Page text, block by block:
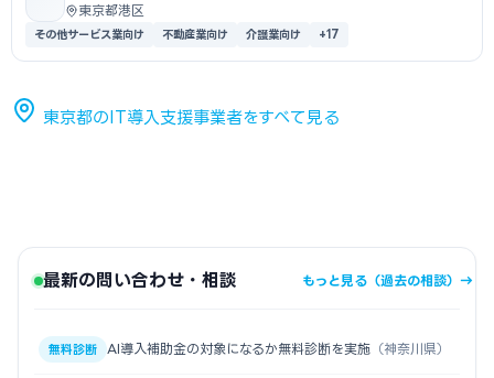
東京都港区
その他サービス業向け 不動産業向け 介護業向け +17
東京都のIT導入支援事業者をすべて見る
最新の問い合わせ・相談 もっと見る（過去の相談）→
無料診断 AI導入補助金の対象になるか無料診断を実施 （神奈川県）